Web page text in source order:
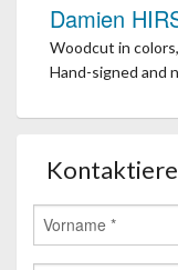
Damien
Woodcut in
Hand-signed and